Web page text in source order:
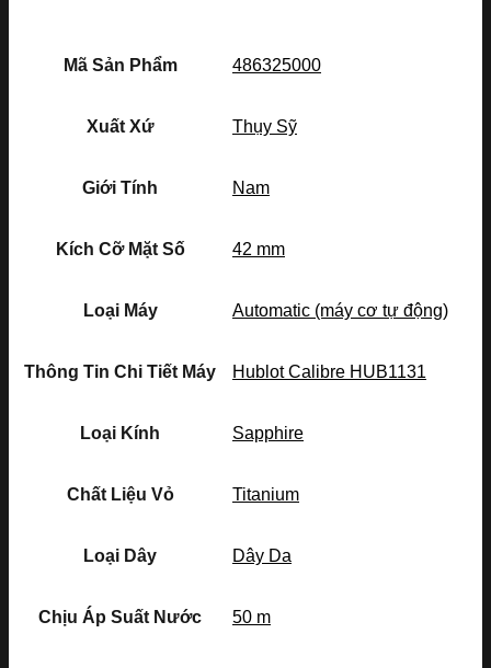
Mã Sản Phẩm 486325000
Xuất Xứ Thụy Sỹ
Giới Tính Nam
Kích Cỡ Mặt Số 42 mm
Loại Máy Automatic (máy cơ tự động)
Thông Tin Chi Tiết Máy Hublot Calibre HUB1131
Loại Kính Sapphire
Chất Liệu Vỏ Titanium
Loại Dây Dây Da
Chịu Áp Suất Nước 50 m